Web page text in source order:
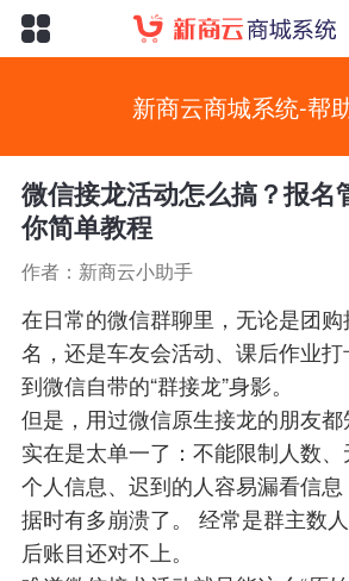
新商云商城系统-帮
微信接龙活动怎么搞？报名
你简单教程
作者：新商云小助手
在日常的微信群聊里，无论是团
名，还是车友会活动、课后作业
到微信自带的“群接龙”身影。
但是，用过微信原生接龙的朋友
实在是太单一了：不能限制人数
个人信息、迟到的人容易漏看信
据时有多崩溃了。 经常是群主数
后账目还对不上。